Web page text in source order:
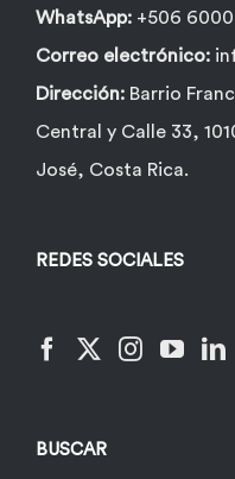
WhatsApp: +506
Correo electrónico:
Dirección: Barrio
Central y Calle 33,
José, Costa Rica.
REDES SOCIALES
BUSCAR